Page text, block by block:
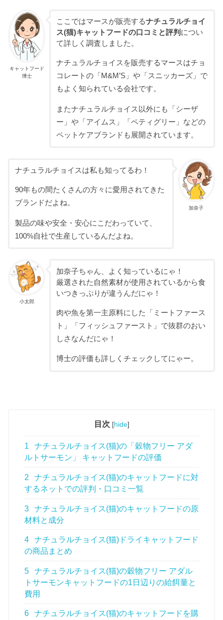
キャットフード
博士
ここではマースが販売するナチュラルチョイ
ス(猫)キャットフードの口コミと評判 につい
て詳しく調査しました。
ナチュラルチョイスを販売するマースはチョ
コレートの「M&M’S」や「スニッカーズ」で
もよく知られている会社です。
またナチュラルチョイス以外にも「シーザ
ー」や「アイムス」「ペティグリー」などの
ペットケアブランドも展開されています。
加奈子
ナチュラルチョイスは私も知ってるわ！
90年もの間たくさんの方々に愛用されてきた
ブランドだよね。
製品の味や安全・安心にこだわっていて、
100%自社で生産しているんだよね。
小太郎
加奈子ちゃん、よく知っているにゃ！
厳選された自然素材が使用されているから食
いつきっぷりが違うんだにゃ！
肉や魚を第一主原料にした「ミートファース
ト」「フィッシュファースト」で抜群のおい
しさなんだにゃ！
博士の評価も詳しくチェックしてにゃー。
目次 [hide]
1
ナチュラルチョイス(猫)の「穀物フリー アダ
ルトサーモン」 キャットフードの評価
2
ナチュラルチョイス(猫)のキャットフードに対
するネットでの評判・口コミ一覧
3
ナチュラルチョイス(猫)のキャットフードの原
材料と成分
4
ナチュラルチョイス(猫)ドライキャットフード
の商品まとめ
5
ナチュラルチョイス(猫)の穀物フリー アダル
トサーモンキャットフードの1日辺りの給餌量と
費用
6
ナチュラルチョイス(猫)のキャットフードを購